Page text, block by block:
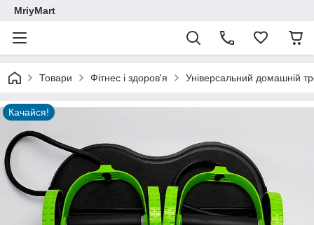
MriyMart
Товари Фітнес і здоров'я Універсальний домашній
Качайся!